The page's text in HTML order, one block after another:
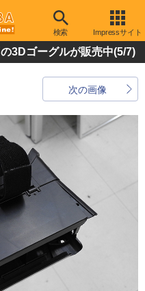
検索 Impressサイト
3Dゴーグルが販売中(5/7)
次の画像